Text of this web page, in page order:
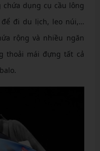
dụng cụ cầu lông
đi du lịch, leo núi,…
rộng và nhiều ngăn
thoải mái đựng tất cả